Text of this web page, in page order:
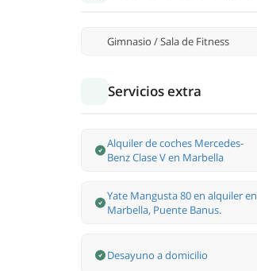
Gimnasio / Sala de Fitness
Servicios extra
Alquiler de coches Mercedes-
Benz Clase V en Marbella
Yate Mangusta 80 en alquiler en
Marbella, Puente Banus.
Desayuno a domicilio